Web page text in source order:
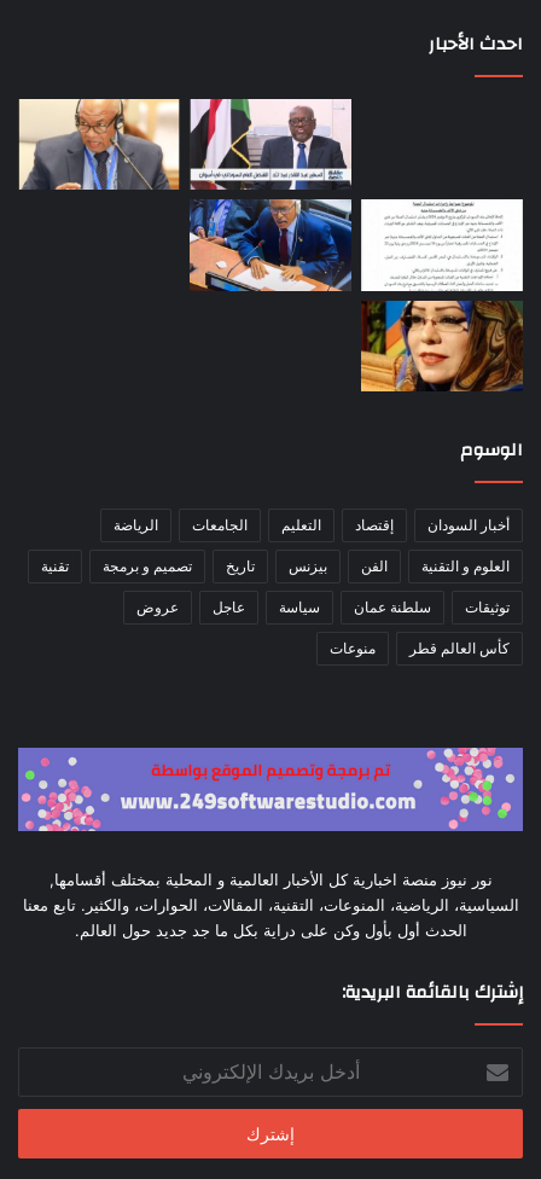
احدث الأحبار
الوسوم
أخبار السودان إقتصاد التعليم الجامعات الرياضة
العلوم و التقنية الفن بيزنس تاريخ تصميم و برمجة تقنية
توثيقات سلطنة عمان سياسة عاجل عروض
كأس العالم قطر منوعات
نور نيوز منصة اخبارية كل الأخبار العالمية و المحلية بمختلف أقسامها,
السياسية، الرياضية، المنوعات، التقنية، المقالات، الحوارات، والكثير. تابع معنا
الحدث أول بأول وكن على دراية بكل ما جد جديد حول العالم.
إشترك بالقائمة البريدية:
بريدك
الإلكتروني